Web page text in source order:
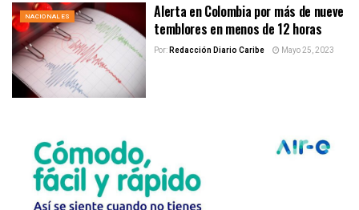
NACIONALES
Alerta en Colombia por más de nueve
temblores en menos de 12 horas
Por:Redacción Diario Caribe Mayo 25, 2023